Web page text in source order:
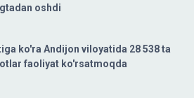
oshdi
ko'ra Andijon viloyatida 28 538 ta
faoliyat ko'rsatmoqda